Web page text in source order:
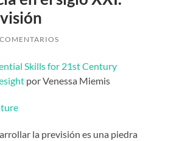
Skills for 21st Century
por Venessa Miemis
la previsión es una piedra